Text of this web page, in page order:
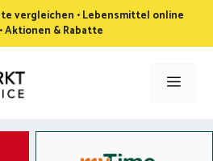
vergleichen • Lebensmittel online
Aktionen & Rabatte
Menü